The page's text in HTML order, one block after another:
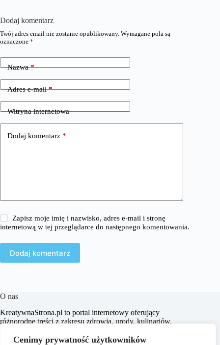
Cenimy prywatność użytkowników
Dodaj komentarz
Twój adres email nie zostanie opublikowany. Wymagane pola są
oznaczone *
Nazwa*
Adres e-mail*
Witryna internetowa
Dodaj komentarz *
Zapisz moje imię i nazwisko, adres e-mail i stronę
internetową w tej przeglądarce do następnego komentowania.
Dodaj komentarz
O nas
KreatywnaStrona.pl to portal internetowy oferujący
różnorodne treści z zakresu zdrowia, urody, kulinariów,
Naszym celem jest dostarczanie aktualnych informacji,